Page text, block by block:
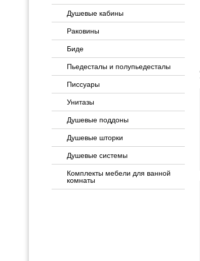
Душевые кабины
Раковины
Биде
Пьедесталы и полупьедесталы
Писсуары
Унитазы
Душевые поддоны
Душевые шторки
Душевые системы
Комплекты мебели для ванной
комнаты